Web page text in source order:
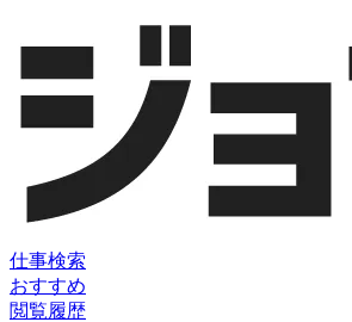
仕事検索
おすすめ
閲覧履歴